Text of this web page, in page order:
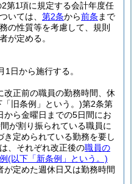
第1項に規定する会計年度任
いては、 第2条から前条 まで
の性質等を考慮して、規則
が定める。
1日から施行する。
改正前の職員の勤務時間、休
「旧条例」という。)第2条第
ら金曜日までの5日間にお
が割り振られている職員に
定められている勤務を要し
、それぞれ改正後の職員の
(以下「新条例」という。)
が定めた週休日又は勤務時間